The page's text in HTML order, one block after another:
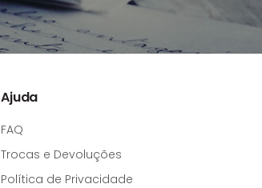
Ajuda
FAQ
Trocas e Devoluções
Política de Privacidade